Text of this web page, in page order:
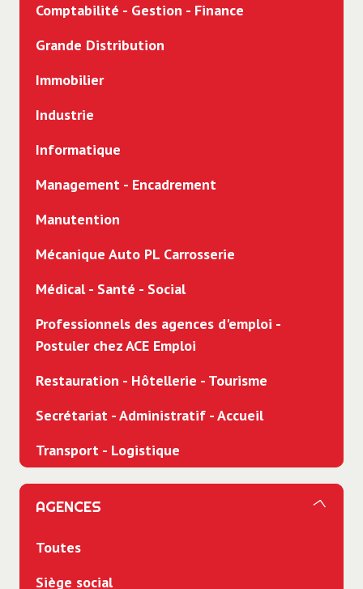
Comptabilité - Gestion - Finance
Grande Distribution
Immobilier
Industrie
Informatique
Management - Encadrement
Manutention
Mécanique Auto PL Carrosserie
Médical - Santé - Social
Professionnels des agences d'emploi -
Postuler chez ACE Emploi
Restauration - Hôtellerie - Tourisme
Secrétariat - Administratif - Accueil
Transport - Logistique
AGENCES
Toutes
Siège social